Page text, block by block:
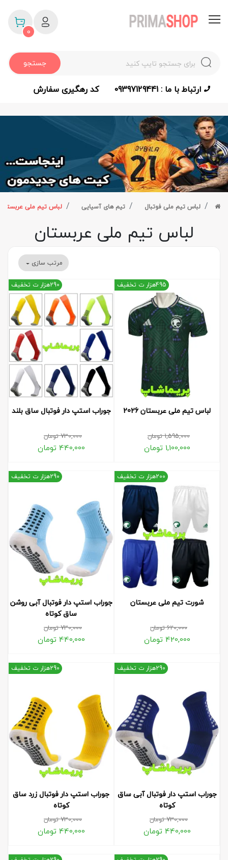
جستجو
0
ارتباط با ما : 09397129441 کد رهگیری سفارش
لباس تیم ملی فوتبال تیم های آسیایی لباس تیم ملی عربستان
لباس تیم ملی عربستان
مرتب سازی
لباس تیم ملی عربستان 2026
1,595,000تومان
1,100,000 تومان
495هزار ت تخفیف
جوراب استپ دار فوتبال ساق بلند
730,000تومان
440,000 تومان
290هزار ت تخفیف
شورت تیم ملی عربستان
620,000تومان
420,000 تومان
200هزار ت تخفیف
جوراب استپ دار فوتبال آبی روشن
ساق کوتاه
730,000تومان
440,000 تومان
290هزار ت تخفیف
جوراب استپ دار فوتبال آبی ساق
کوتاه
730,000تومان
440,000 تومان
290هزار ت تخفیف
جوراب استپ دار فوتبال زرد ساق
کوتاه
730,000تومان
440,000 تومان
290هزار ت تخفیف